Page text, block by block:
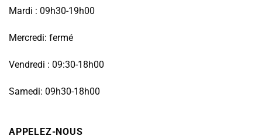
Mardi : 09h30-19h00
Mercredi: fermé
Vendredi : 09:30-18h00
Samedi: 09h30-18h00
APPELEZ-NOUS